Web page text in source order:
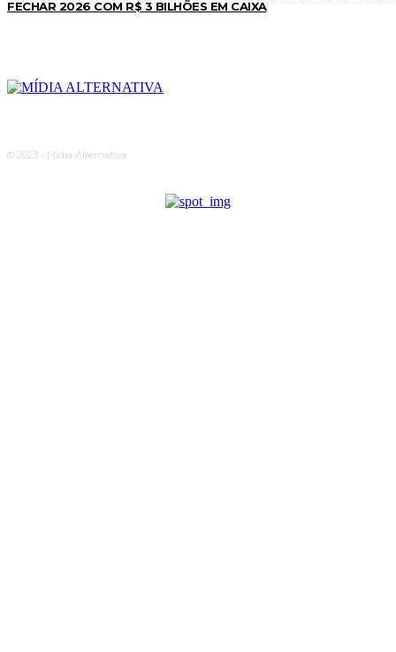
FECHAR 2026 COM R$ 3 BILHÕES EM CAIXA
© 2023 - Midia Alternativa.